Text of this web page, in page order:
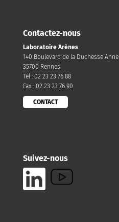
Contactez-nous
Laboratoire Arènes
140 Boulevard de la Duchesse Anne
35700 Rennes
Tél : 02 23 23 76 88
Fax : 02 23 23 76 90
CONTACT
Suivez-nous